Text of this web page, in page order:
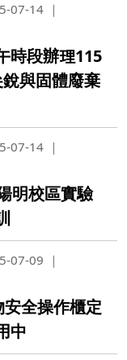
07-14
時段辦理115
與固體廢棄
07-14
明校區實驗
07-09
全操作櫃定
中